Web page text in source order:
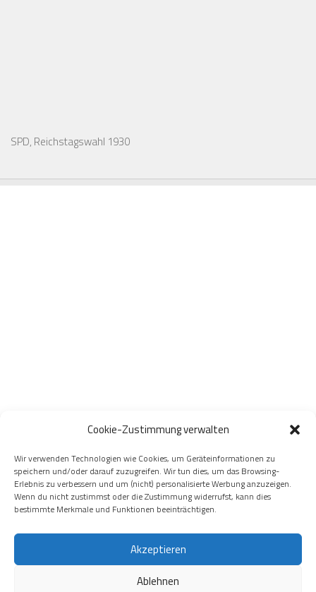
Cookie-Zustimmung verwalten
Wir verwenden Technologien wie Cookies, um Geräteinformationen zu
speichern und/oder darauf zuzugreifen. Wir tun dies, um das Browsing-
Erlebnis zu verbessern und um (nicht) personalisierte Werbung anzuzeigen.
Wenn du nicht zustimmst oder die Zustimmung widerrufst, kann dies
bestimmte Merkmale und Funktionen beeinträchtigen.
Akzeptieren
Ablehnen
SPD, Reichstagswahl 1930